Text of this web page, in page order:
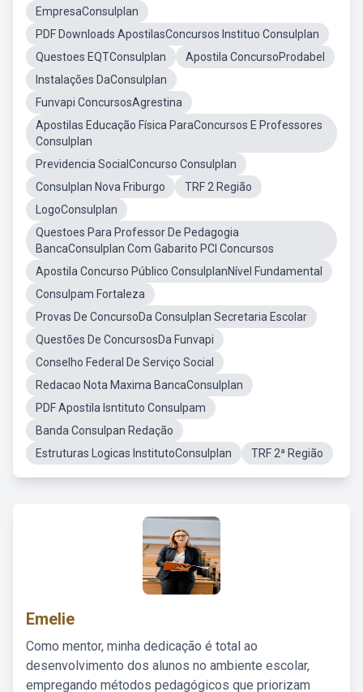
EmpresaConsulplan
PDF Downloads ApostilasConcursos Instituo Consulplan
Questoes EQTConsulplan
Apostila ConcursoProdabel
Instalações DaConsulplan
Funvapi ConcursosAgrestina
Apostilas Educação Física ParaConcursos E Professores
Consulplan
Previdencia SocialConcurso Consulplan
Consulplan Nova Friburgo
TRF 2 Região
LogoConsulplan
Questoes Para Professor De Pedagogia
BancaConsulplan Com Gabarito PCI Concursos
Apostila Concurso Público ConsulplanNível Fundamental
Consulpam Fortaleza
Provas De ConcursoDa Consulplan Secretaria Escolar
Questões De ConcursosDa Funvapi
Conselho Federal De Serviço Social
Redacao Nota Maxima BancaConsulplan
PDF Apostila Isntituto Consulpam
Banda Consulpan Redação
Estruturas Logicas InstitutoConsulplan
TRF 2ª Região
Emelie
Como mentor, minha dedicação é total ao
desenvolvimento dos alunos no ambiente escolar,
empregando métodos pedagógicos que priorizam